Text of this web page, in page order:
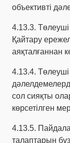
объективті
4.13.3.
Қайтару
аяқталғаннан
4.13.4.
сол сияқты
көрсетілген
4.13.5.
талаптарын